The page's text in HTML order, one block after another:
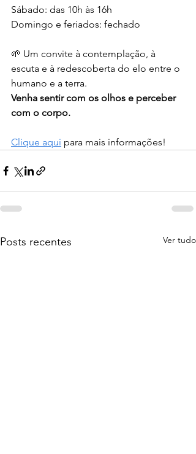
Sábado: das 10h às 16h
Domingo e feriados: fechado
🌱 Um convite à contemplação, à
escuta e à redescoberta do elo entre o
humano e a terra.
Venha sentir com os olhos e perceber
com o corpo.
Clique aqui para mais informações!
Posts recentes Ver tudo